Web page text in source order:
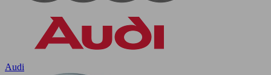
Audi